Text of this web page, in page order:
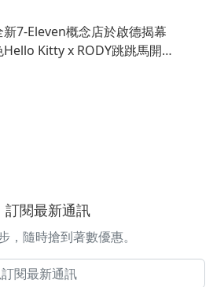
7-Eleven概念店於啟德揭幕
Kitty x RODY跳跳馬開運
訂閱最新通訊
，隨時搶到著數優惠。